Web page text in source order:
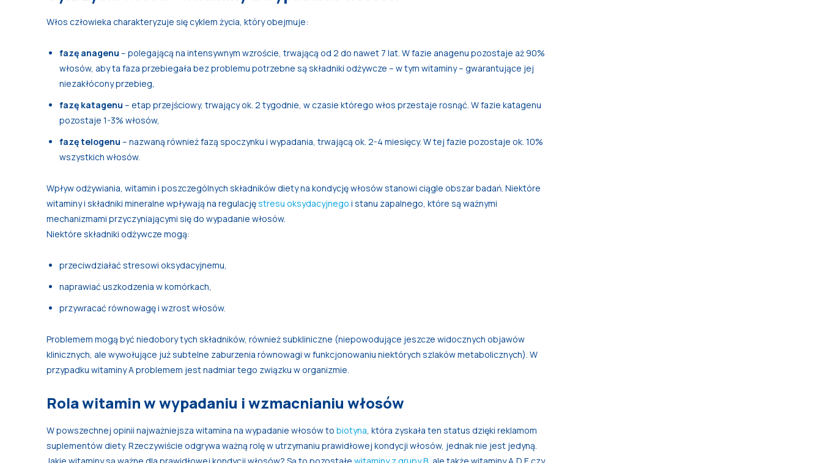
Włos człowieka charakteryzuje się cyklem życia, który obejmuje:
fazę anagenu – polegającą na intensywnym wzroście, trwającą od 2 do nawet 7 lat. W fazie anagenu pozostaje aż 90%
włosów, aby ta faza przebiegała bez problemu potrzebne są składniki odżywcze – w tym witaminy – gwarantujące jej
niezakłócony przebieg,
fazę katagenu – etap przejściowy, trwający ok. 2 tygodnie, w czasie którego włos przestaje rosnąć. W fazie katagenu
pozostaje 1-3% włosów,
fazę telogenu – nazwaną również fazą spoczynku i wypadania, trwającą ok. 2-4 miesięcy. W tej fazie pozostaje ok. 10%
wszystkich włosów.
Wpływ odżywiania, witamin i poszczególnych składników diety na kondycję włosów stanowi ciągle obszar badań. Niektóre
witaminy i składniki mineralne wpływają na regulacjęstresu oksydacyjnego i stanu zapalnego, które są ważnymi
mechanizmami przyczyniającymi się do wypadanie włosów.
Niektóre składniki odżywcze mogą:
przeciwdziałać stresowi oksydacyjnemu,
naprawiać uszkodzenia w komórkach,
przywracać równowagę i wzrost włosów.
Problemem mogą być niedobory tych składników, również subkliniczne (niepowodujące jeszcze widocznych objawów
klinicznych, ale wywołujące już subtelne zaburzenia równowagi w funkcjonowaniu niektórych szlaków metabolicznych). W
przypadku witaminy A problemem jest nadmiar tego związku w organizmie.
Rola witamin w wypadaniu i wzmacnianiu włosów
W powszechnej opinii najważniejsza witamina na wypadanie włosów to biotyna, która zyskała ten status dzięki reklamom
suplementów diety. Rzeczywiście odgrywa ważną rolę w utrzymaniu prawidłowej kondycji włosów, jednak nie jest jedyną.